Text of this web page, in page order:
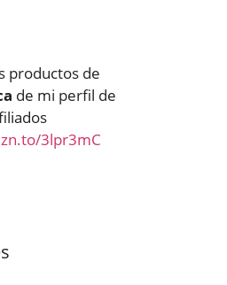
productos de
de mi perfil de
3lpr3mC